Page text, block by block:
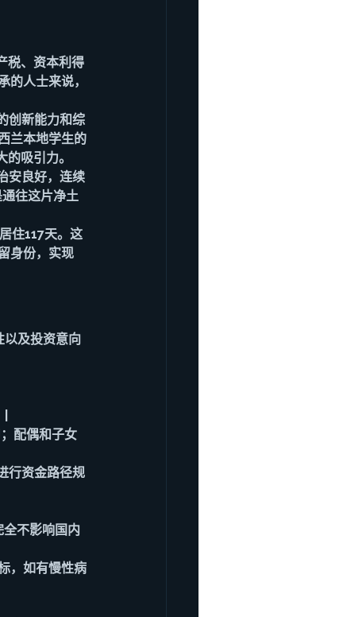
税、资本利得
人士来说，
创新能力和综
兰本地学生的
吸引力。
安良好，连续
往这片净土
住117天。这
身份，实现
以及投资意向
配偶和子女
行资金路径规
全不影响国内
，如有慢性病